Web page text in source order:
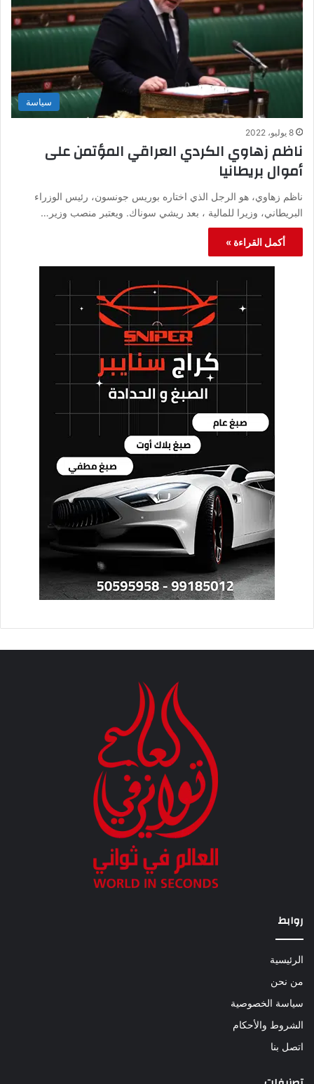
سياسة
8 يوليو، 2022
ناظم زهاوي الكردي العراقي المؤتمن على
أموال بريطانيا
ناظم زهاوي، هو الرجل الذي اختاره بوريس جونسون، رئيس الوزراء
البريطاني، وزيرا للمالية ، بعد ريشي سوناك. ويعتبر منصب وزير…
أكمل القراءة »
روابط
الرئيسية
من نحن
سياسة الخصوصية
الشروط والأحكام
اتصل بنا